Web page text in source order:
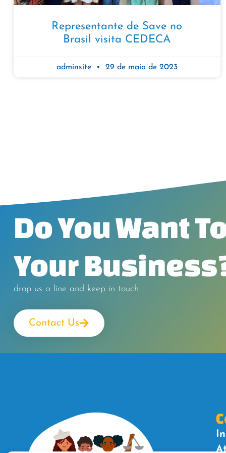
Representante de Save no
Brasil visita CEDECA
adminsite 29 de maio de 2023
Do You Want
Your
drop us a line and keep in touch
Contact Us